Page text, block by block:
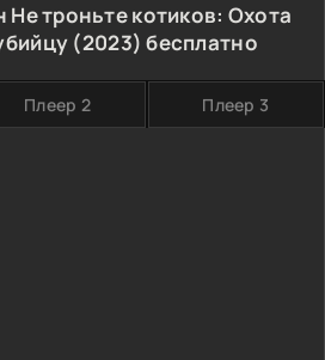
троньте котиков: Охота
(2023) бесплатно
Плеер 2 Плеер 3